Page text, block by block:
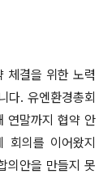
체결을 위한 노력
다. 유엔환경총회
연말까지 협약 안
의를 이어왔지
의안을 만들지 못